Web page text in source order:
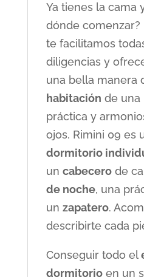
Ya tienes la cama
dónde comenzar?
te facilitamos
diligencias y
una bella manera
habitación de una
práctica y
ojos. Rimini 09 es
dormitorio
un cabecerode
de noche, una
un zapatero.
describirte cada
Conseguir todo el
dormitorioen un